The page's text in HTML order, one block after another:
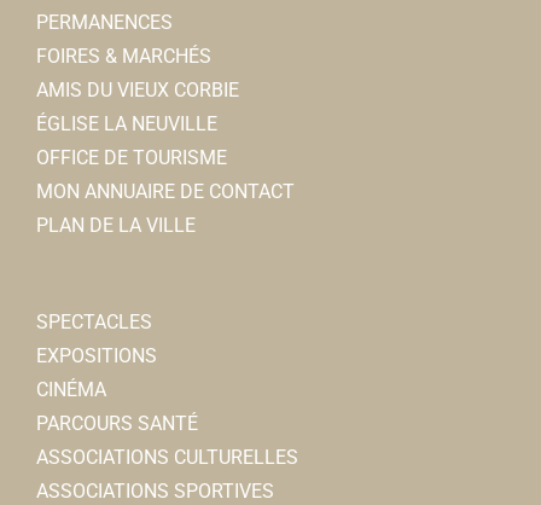
PERMANENCES
FOIRES & MARCHÉS
AMIS DU VIEUX CORBIE
ÉGLISE LA NEUVILLE
OFFICE DE TOURISME
MON ANNUAIRE DE CONTACT
PLAN DE LA VILLE
SPECTACLES
EXPOSITIONS
CINÉMA
PARCOURS SANTÉ
ASSOCIATIONS CULTURELLES
ASSOCIATIONS SPORTIVES